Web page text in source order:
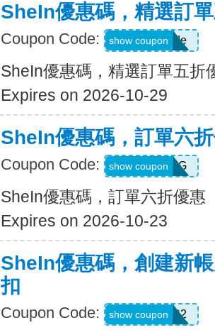
SheIn優惠碼，精選訂
Coupon Code: Show Code
show coupon
SheIn優惠碼，精選訂單五折
Expires on 2026-10-29
SheIn優惠碼，訂單六
Coupon Code: T5K539G
show coupon
SheIn優惠碼，訂單六折優惠
Expires on 2026-10-23
SheIn優惠碼，創建新
扣
Coupon Code: SWHC2
show coupon